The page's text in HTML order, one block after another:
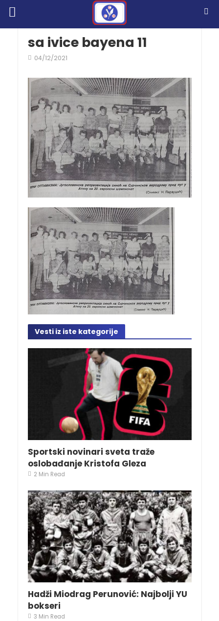
sa ivice bayena 11
04/12/2021
Vesti iz iste kategorije
Sportski novinari sveta traže
oslobađanje Kristofa Gleza
2 Min Read
Hadži Miodrag Perunović: Najbolji YU
bokseri
3 Min Read